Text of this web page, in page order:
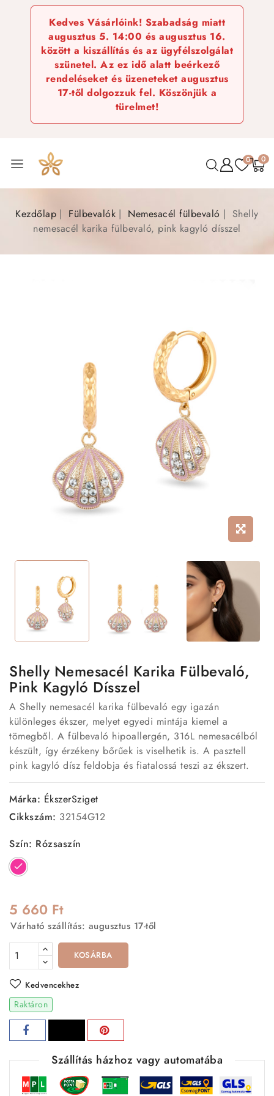
Kedves Vásárlóink! Szabadság miatt
augusztus 5. 14:00 és augusztus 16.
között a kiszállítás és az ügyfélszolgálat
szünetel. Az ez idő alatt beérkező
rendeléseket és üzeneteket augusztus
17-től dolgozzuk fel. Köszönjük a
türelmet!
0 0
Kezdőlap Fülbevalók Nemesacél fülbevaló
Shelly
nemesacél karika fülbevaló, pink kagyló dísszel
Shelly Nemesacél Karika Fülbevaló,
Pink Kagyló Dísszel
A Shelly nemesacél karika fülbevaló egy igazán
különleges ékszer, melyet egyedi mintája kiemel a
tömegből. A fülbevaló hipoallergén, 316L nemesacélból
készült, így érzékeny bőrűek is viselhetik is. A pasztell
pink kagyló dísz feldobja és fiatalossá teszi az ékszert.
Márka: ÉkszerSziget
Cikkszám: 32154G12
Szín: Rózsaszín
Rózsaszín
5 660 Ft
Várható szállítás: augusztus 17-től
KOSÁRBA
Kedvencekhez
Raktáron
Szállítás házhoz vagy automatába